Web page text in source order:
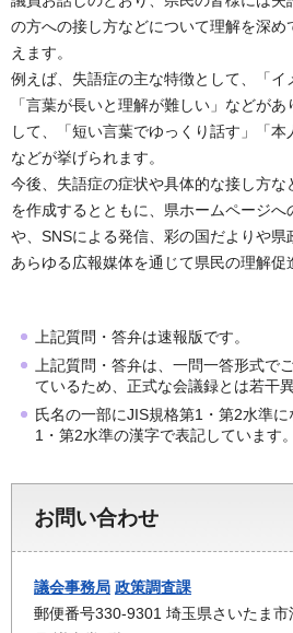
の方への接し方などについて理解を深
えます。
例えば、失語症の主な特徴として、「イ
「言葉が長いと理解が難しい」などが
して、「短い言葉でゆっくり話す」「本
などが挙げられます。
今後、失語症の症状や具体的な接し方な
を作成するとともに、県ホームページ
や、SNSによる発信、彩の国だよりや県
あらゆる広報媒体を通じて県民の理解促
上記質問・答弁は速報版です。
上記質問・答弁は、一問一答形式で
ているため、正式な会議録とは若干異
氏名の一部にJIS規格第1・第2水準
1・第2水準の漢字で表記しています。
お問い合わせ
議会事務局 政策調査課
郵便番号330-9301 埼玉県さいたま市